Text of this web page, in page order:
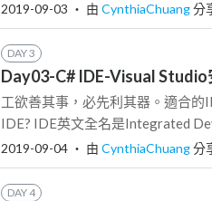
2019-09-03 ‧ 由 CynthiaChuang分
DAY 3
Day03-C# IDE-Visual
工欲善其事，必先利其器。適合
IDE? IDE英文全名是Integrated
2019-09-04 ‧ 由 CynthiaChuang分
DAY 4